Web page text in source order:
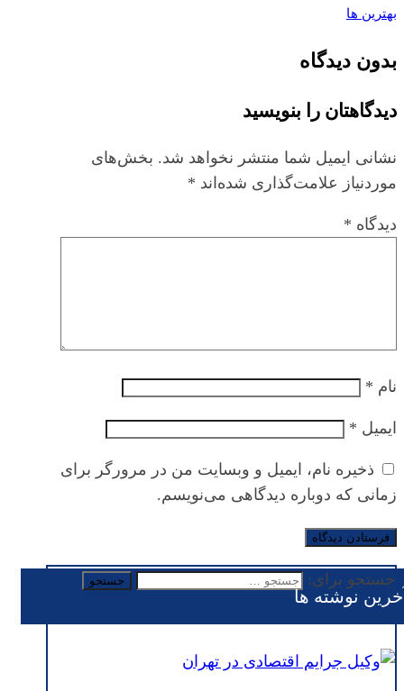
بهترین ها
بدون دیدگاه
دیدگاهتان را بنویسید
نشانی ایمیل شما منتشر نخواهد شد. بخش‌های
موردنیاز علامت‌گذاری شده‌اند *
دیدگاه *
نام *
ایمیل *
ذخیره نام، ایمیل و وبسایت من در مرورگر برای
زمانی که دوباره دیدگاهی می‌نویسم.
جستجو برای:
نوشته ها